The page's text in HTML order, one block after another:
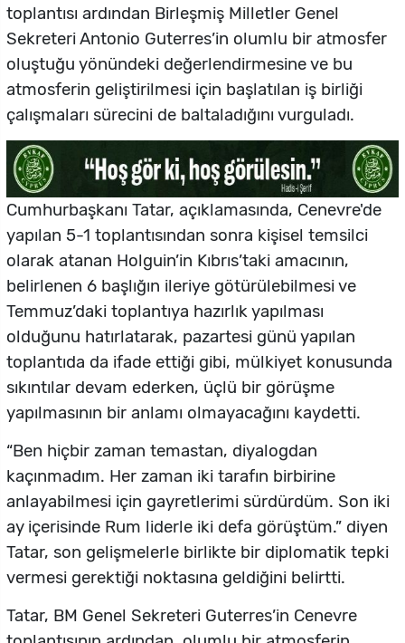
toplantısı ardından Birleşmiş Milletler Genel
Sekreteri Antonio Guterres’in olumlu bir atmosfer
oluştuğu yönündeki değerlendirmesine ve bu
atmosferin geliştirilmesi için başlatılan iş birliği
çalışmaları sürecini de baltaladığını vurguladı.
Cumhurbaşkanı Tatar, açıklamasında, Cenevre'de
yapılan 5-1 toplantısından sonra kişisel temsilci
olarak atanan Holguin’in Kıbrıs’taki amacının,
belirlenen 6 başlığın ileriye götürülebilmesi ve
Temmuz’daki toplantıya hazırlık yapılması
olduğunu hatırlatarak, pazartesi günü yapılan
toplantıda da ifade ettiği gibi, mülkiyet konusunda
sıkıntılar devam ederken, üçlü bir görüşme
yapılmasının bir anlamı olmayacağını kaydetti.
“Ben hiçbir zaman temastan, diyalogdan
kaçınmadım. Her zaman iki tarafın birbirine
anlayabilmesi için gayretlerimi sürdürdüm. Son iki
ay içerisinde Rum liderle iki defa görüştüm.” diyen
Tatar, son gelişmelerle birlikte bir diplomatik tepki
vermesi gerektiği noktasına geldiğini belirtti.
Tatar, BM Genel Sekreteri Guterres’in Cenevre